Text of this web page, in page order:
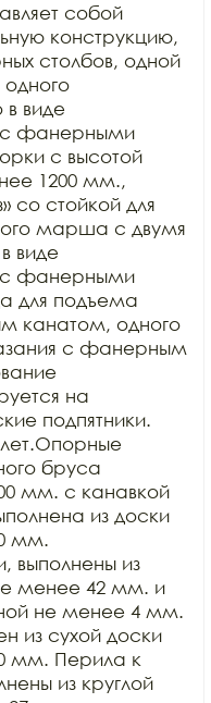
собой
конструкцию,
столбов, одной
в виде
с фанерными
с высотой
1200 мм.,
со стойкой для
марша с двумя
виде
с фанерными
для подъема
канатом, одного
с фанерным
на
подпятники.
лет.Опорные
бруса
мм. с канавкой
из доски
мм.
выполнены из
менее 42 мм. и
не менее 4 мм.
из сухой доски
мм. Перила к
из круглой